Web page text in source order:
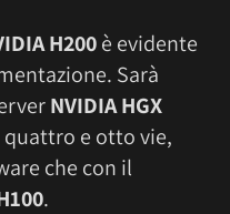
H200è evidente
Sarà
NVIDIA HGX
e otto vie,
che con il
.